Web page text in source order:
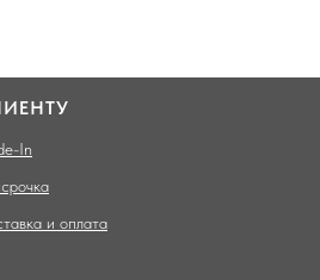
In
и оплата